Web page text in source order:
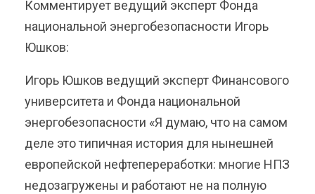
Комментирует ведущий эксперт Фонда
национальной энергобезопасности Игорь
Юшков:
Игорь Юшков ведущий эксперт Финансового
университета и Фонда национальной
энергобезопасности «Я думаю, что на самом
деле это типичная история для нынешней
европейской нефтепереработки: многие НПЗ
недозагружены и работают не на полную